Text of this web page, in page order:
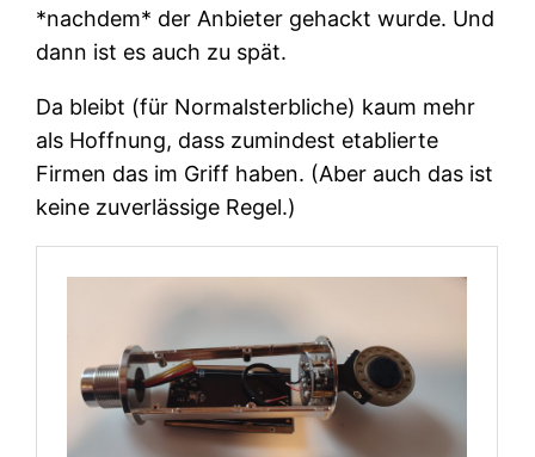
*nachdem* der Anbieter gehackt wurde. Und
dann ist es auch zu spät.
Da bleibt (für Normalsterbliche) kaum mehr
als Hoffnung, dass zumindest etablierte
Firmen das im Griff haben. (Aber auch das ist
keine zuverlässige Regel.)